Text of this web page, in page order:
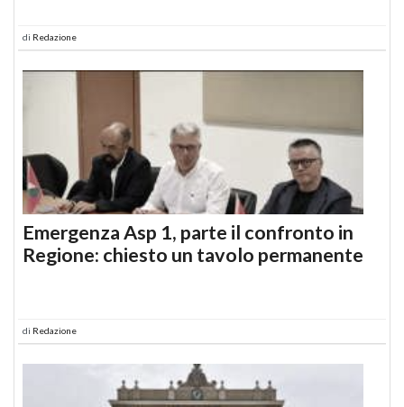
di Redazione
Emergenza Asp 1, parte il confronto in
Regione: chiesto un tavolo permanente
di Redazione